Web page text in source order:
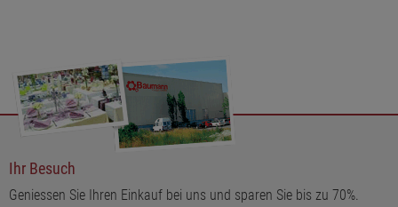
Ihr Besuch
Geniessen Sie Ihren Einkauf bei uns und sparen Sie bis zu 70%.